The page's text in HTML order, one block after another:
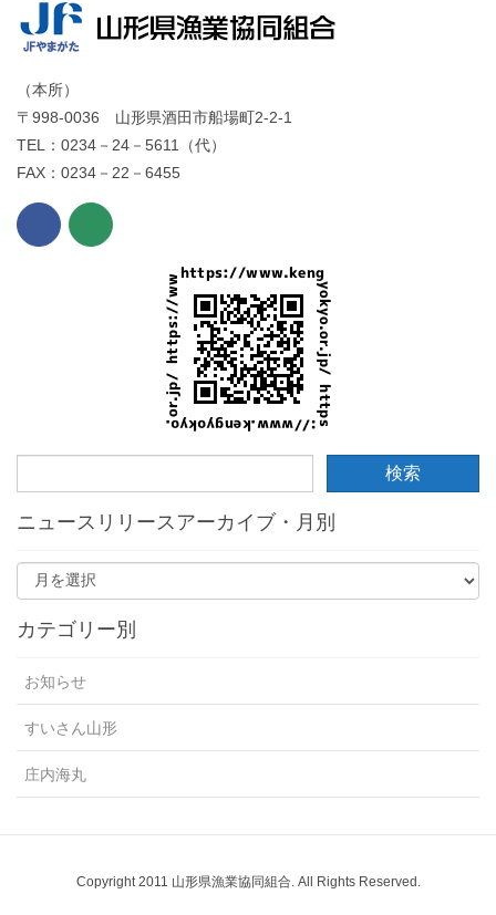
（本所）
〒998-0036 山形県酒田市船場町2-2-1
TEL：0234－24－5611（代）
FAX：0234－22－6455
ニュースリリースアーカイブ・月別
カテゴリー別
お知らせ
すいさん山形
庄内海丸
Copyright 2011 山形県漁業協同組合. All Rights Reserved.